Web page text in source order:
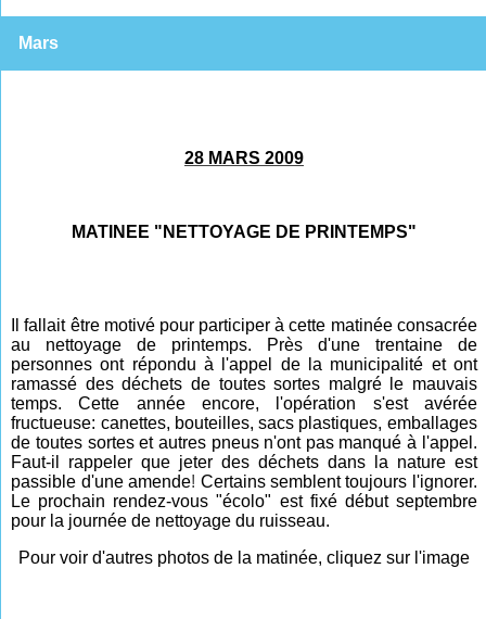
Mars
28 MARS 2009
MATINEE "NETTOYAGE DE PRINTEMPS"
Il fallait être motivé pour participer à cette matinée consacrée
au nettoyage de printemps. Près d'une trentaine de
personnes ont répondu à l'appel de la municipalité et ont
ramassé des déchets de toutes sortes malgré le mauvais
temps. Cette année encore, l'opération s'est avérée
fructueuse: canettes, bouteilles, sacs plastiques, emballages
de toutes sortes et autres pneus n'ont pas manqué à l'appel.
Faut-il rappeler que jeter des déchets dans la nature est
passible d'une amende! Certains semblent toujours l'ignorer.
Le prochain rendez-vous "écolo" est fixé début septembre
pour la journée de nettoyage du ruisseau.
Pour voir d'autres photos de la matinée, cliquez sur l'image